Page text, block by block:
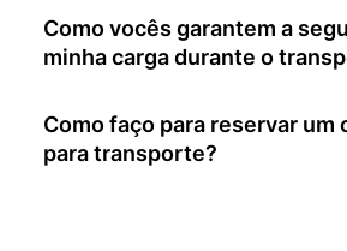
Como vocês garantem a
minha carga durante o
Como faço para reservar um
para transporte?